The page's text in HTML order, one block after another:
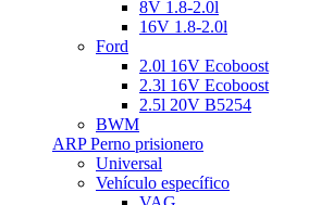
8V 1.8-2.0l
16V 1.8-2.0l
Ford
2.0l 16V Ecoboost
2.3l 16V Ecoboost
2.5l 20V B5254
BWM
ARP Perno prisionero
Universal
Vehículo específico